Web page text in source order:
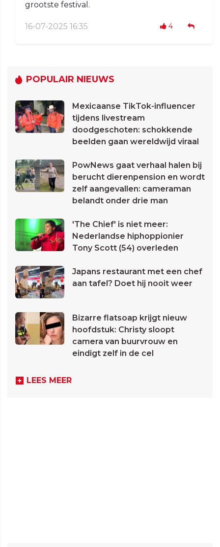
grootste festival.
16-07-2025 16:35 4
POPULAIR NIEUWS
Mexicaanse TikTok-influencer
tijdens livestream
doodgeschoten: schokkende
beelden gaan wereldwijd viraal
PowNews gaat verhaal halen bij
berucht dierenpension en wordt
zelf aangevallen: cameraman
belandt onder drie man
'The Chief' is niet meer:
Nederlandse hiphoppionier
Tony Scott (54) overleden
Japans restaurant met een chef
aan tafel? Doet hij nooit weer
Bizarre flatsoap krijgt nieuw
hoofdstuk: Christy sloopt
camera van buurvrouw en
eindigt zelf in de cel
LEES MEER